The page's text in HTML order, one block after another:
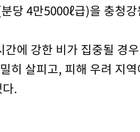
당 4만5000ℓ급)을 충청
에 강한 비가 집중될 경
히 살피고, 피해 우려 지
.